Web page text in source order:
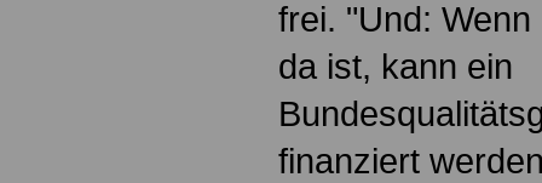
frei. "Und:
da ist, kann ein
finanziert